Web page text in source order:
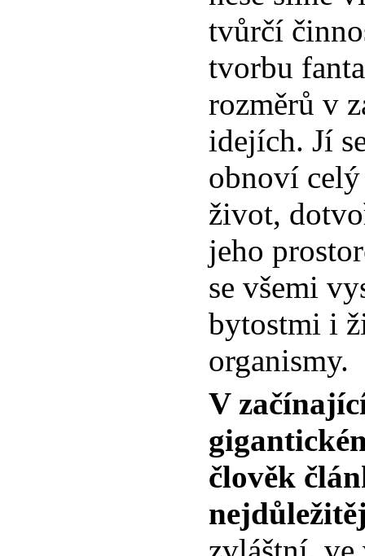
tvůrčí
tvorbu
rozměrů v
idejích. Jí
obnoví
život,
jeho
se všemi
bytostmi i
organismy.
V
člověk